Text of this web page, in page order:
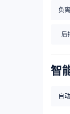
负
后
智
自